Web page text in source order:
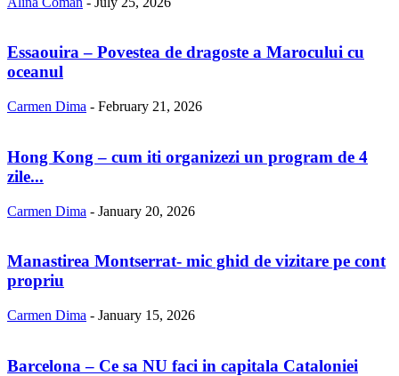
Essaouira – Povestea de dragoste a Marocului cu
oceanul
Carmen Dima - February 21, 2026
Hong Kong – cum iti organizezi un program de 4
zile...
Carmen Dima - January 20, 2026
Manastirea Montserrat- mic ghid de vizitare pe cont
propriu
Carmen Dima - January 15, 2026
Barcelona – Ce sa NU faci in capitala Cataloniei